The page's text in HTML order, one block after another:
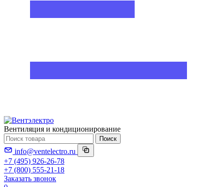
Вентиляция и кондиционирование
Поиск
info@ventelectro.ru
+7 (495) 926-26-78
+7 (800) 555-21-18
Заказать звонок